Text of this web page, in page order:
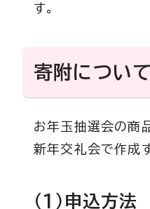
す。
寄附について
お年玉抽選会の商
新年交礼会で作成
（1）申込方法